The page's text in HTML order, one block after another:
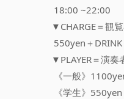
18:00 ~22:00
▼CHARGE＝観
550yen＋DRINK
▼PLAYER＝演奏
《一般》
《学生》